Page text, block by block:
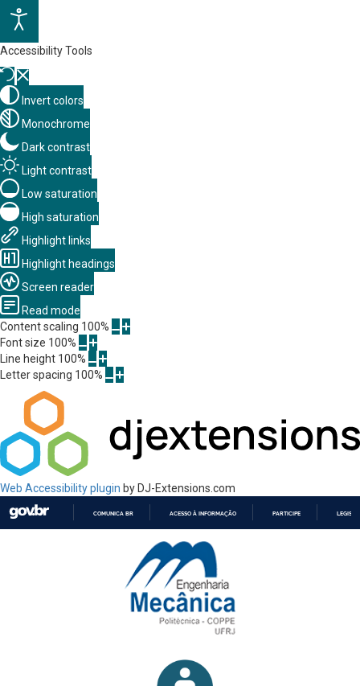
Accessibility Tools
Invert colors
Monochrome
Dark contrast
Light contrast
Low saturation
High saturation
Highlight links
Highlight headings
Screen reader
Read mode
Content scaling 100%
Font size 100%
Line height 100%
Letter spacing 100%
Web Accessibility plugin by DJ-Extensions.com
PARA
CONTEÚDO
COMUNICA BR ACESSO À INFORMAÇÃO PARTICIPE